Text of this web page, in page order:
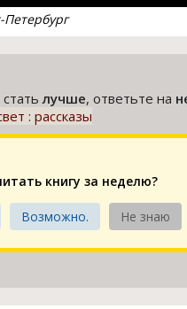
Петербург
статьлучше, ответьте на
: рассказы
книгу за неделю?
Возможно. Не знаю